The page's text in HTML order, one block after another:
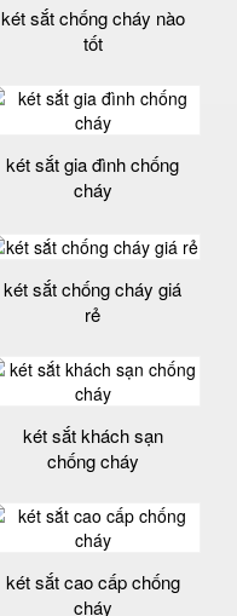
két sắt chống cháy nào
tốt
két sắt gia đình chống
cháy
két sắt chống cháy giá
rẻ
két sắt khách sạn
chống cháy
két sắt cao cấp chống
cháy